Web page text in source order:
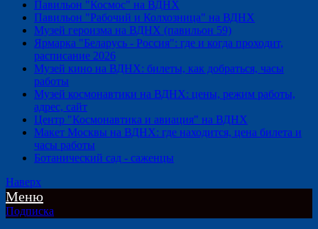
Павильон "Космос" на ВДНХ
Павильон "Рабочий и Колхозница" на ВДНХ
Музей героизма на ВДНХ (павильон 59)
Ярмарка "Беларусь - Россия": где и когда проходит,
расписание 2026
Музей кино на ВДНХ: билеты, как добраться, часы
работы
Музей космонавтики на ВДНХ: цены, режим работы,
адрес, сайт
Центр "Космонавтика и авиация" на ВДНХ
Макет Москвы на ВДНХ: где находится, цена билета и
часы работы
Ботанический сад - саженцы
Наверх
Меню
Подписка